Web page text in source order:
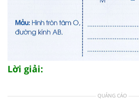
Lời giải:
QUẢNG CÁO